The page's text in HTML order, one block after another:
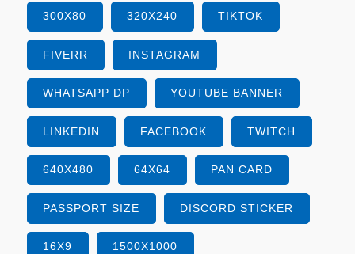
300X80 320X240 TIKTOK
FIVERR INSTAGRAM
WHATSAPP DP YOUTUBE BANNER
LINKEDIN FACEBOOK TWITCH
640X480 64X64 PAN CARD
PASSPORT SIZE DISCORD STICKER
16X9 1500X1000